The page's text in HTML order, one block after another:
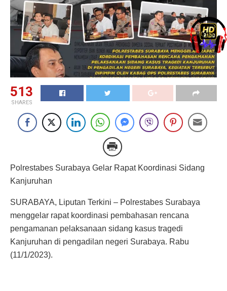
513
SHARES
Polrestabes Surabaya Gelar Rapat Koordinasi Sidang
Kanjuruhan
SURABAYA, Liputan Terkini – Polrestabes Surabaya
menggelar rapat koordinasi pembahasan rencana
pengamanan pelaksanaan sidang kasus tragedi
Kanjuruhan di pengadilan negeri Surabaya. Rabu
(11/1/2023).